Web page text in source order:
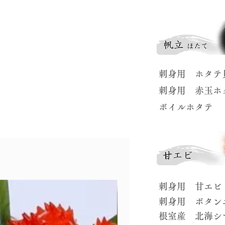
刺身用 ホタ
刺身用 赤玉ホ
​ボイルホタテ
​刺身用 甘エビ
刺身用 ボタン
根室産 北海シ